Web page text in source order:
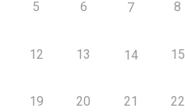
5 6 7 8
12 13 14 15
19 20 21 22